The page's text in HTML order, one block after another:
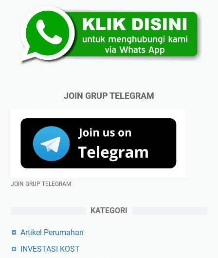
JOIN GRUP TELEGRAM
JOIN GRUP TELEGRAM
KATEGORI
Artikel Perumahan
INVESTASI KOST